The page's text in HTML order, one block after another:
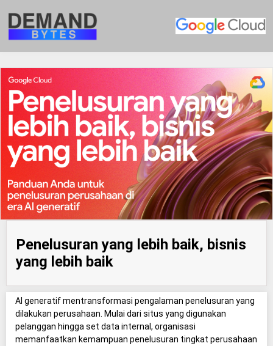
Penelusuran yang lebih baik, bisnis
yang lebih baik
AI generatif mentransformasi pengalaman penelusuran yang
dilakukan perusahaan. Mulai dari situs yang digunakan
pelanggan hingga set data internal, organisasi
memanfaatkan kemampuan penelusuran tingkat perusahaan